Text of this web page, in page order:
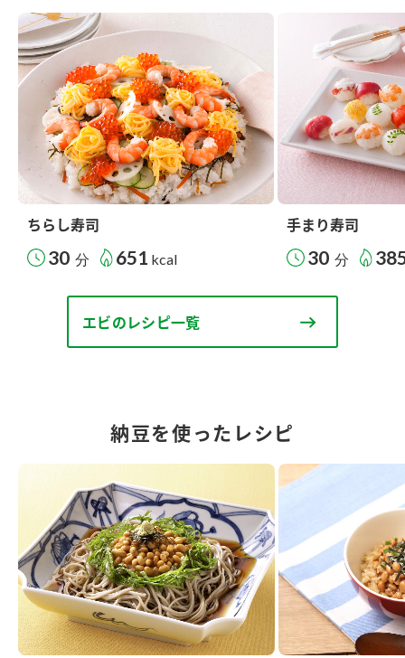
ちらし寿司
30 分 651 kcal
手まり寿司
30 分
エビのレシピ一覧
納豆を使ったレシピ